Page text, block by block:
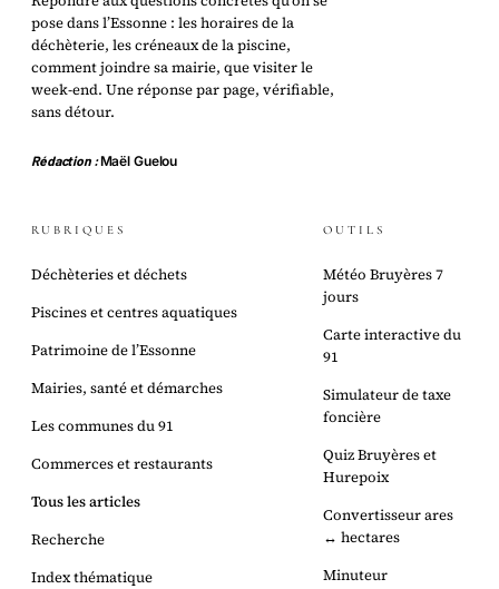
pose dans l’Essonne : les horaires de la
déchèterie, les créneaux de la piscine,
comment joindre sa mairie, que visiter le
week-end. Une réponse par page, vérifiable,
sans détour.
Rédaction :Maël Guelou
RUBRIQUES
Déchèteries et déchets
Piscines et centres aquatiques
Patrimoine de l’Essonne
Mairies, santé et démarches
Les communes du 91
Commerces et restaurants
Tous les articles
Recherche
Index thématique
OUTILS
Météo Bruyères 7
jours
Carte interactive du
91
Simulateur de taxe
foncière
Quiz Bruyères et
Hurepoix
Convertisseur ares
↔ hectares
Minuteur